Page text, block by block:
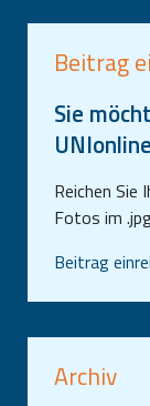
Beitrag
Sie
Reichen
Fotos im
Beitrag
Archiv